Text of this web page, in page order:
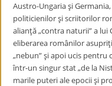
Austro-Ungaria şi
politicienilor şi scriitorilor
alianţă „contra naturii” a
eliberarea românilor
„nebun” şi apoi ucis
într-un singur stat „de la
marile puteri ale epocii şi